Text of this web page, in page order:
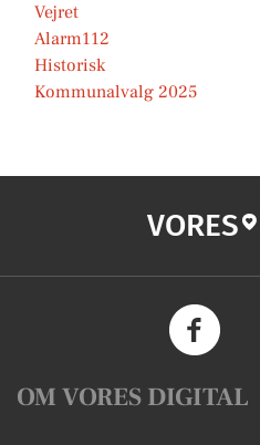
Vejret
Alarm112
Historisk
Kommunalvalg 2025
VORES
OM VORES DIGITAL